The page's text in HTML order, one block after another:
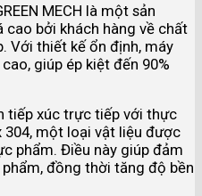
MECH là một sản
cao bởi khách hàng về chất
Với thiết kế ổn định, máy
giúp ép kiệt đến 90%
tiếp xúc trực tiếp với thực
một loại vật liệu được
phẩm. Điều này giúp đảm
đồng thời tăng độ bền